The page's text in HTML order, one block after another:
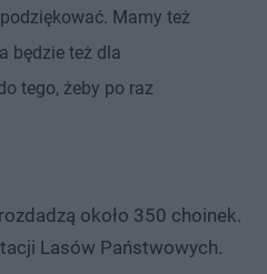
Mamy też
będzie też dla
tego, żeby po raz
około 350 choinek.
Lasów Państwowych.